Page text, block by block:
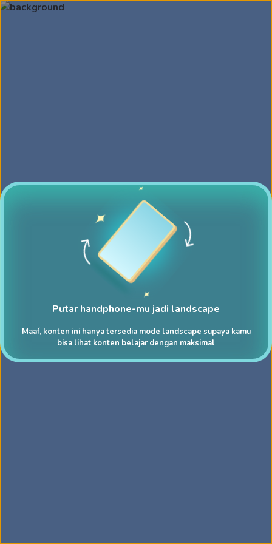
Putar handphone-mu jadi landscape
Maaf, konten ini hanya tersedia mode landscape supaya kamu
bisa lihat konten belajar dengan maksimal